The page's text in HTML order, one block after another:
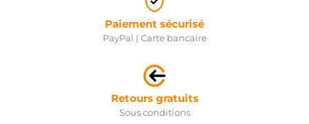
Paiement sécurisé
PayPal | Carte bancaire
Retours gratuits
Sous conditions